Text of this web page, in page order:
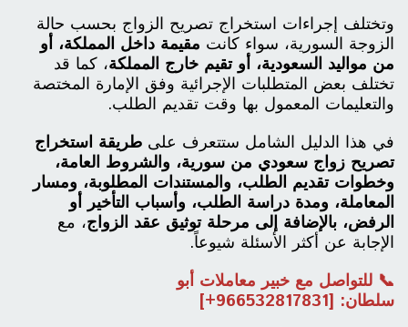
وتختلف إجراءات استخراج تصريح الزواج بحسب حالة
الزوجة السورية، سواء كانت مقيمة داخل المملكة، أو
من مواليد السعودية، أو تقيم خارج المملكة، كما قد
تختلف بعض المتطلبات الإجرائية وفق الإمارة المختصة
والتعليمات المعمول بها وقت تقديم الطلب.
في هذا الدليل الشامل ستتعرف على طريقة استخراج
تصريح زواج سعودي من سورية، والشروط العامة،
وخطوات تقديم الطلب، والمستندات المطلوبة، ومسار
المعاملة، ومدة دراسة الطلب، وأسباب التأخير أو
الرفض، بالإضافة إلى مرحلة توثيق عقد الزواج، مع
الإجابة عن أكثر الأسئلة شيوعاً.
📞 للتواصل مع خبير معاملات أبو
سلطان: [966532817831+]